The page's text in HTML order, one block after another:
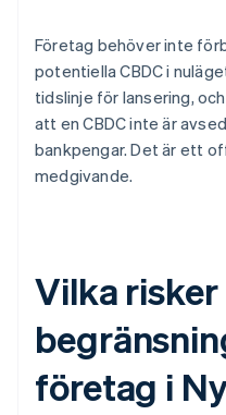
Företag behöver inte
potentiella CBDC i
tidslinje för lansering,
att en CBDC inte är
bankpengar. Det är ett
medgivande.
Vilka risker
företag i